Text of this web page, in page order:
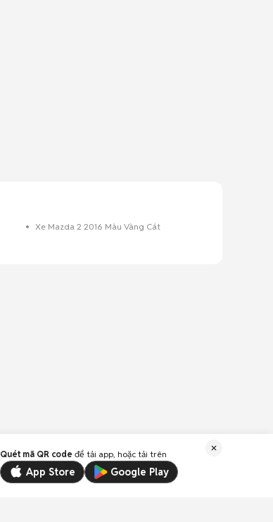
Xe Mazda 2 2016 Màu Vàng Cát
Quét mã QR code để tải app, hoặc tải trên
App Store Google Play